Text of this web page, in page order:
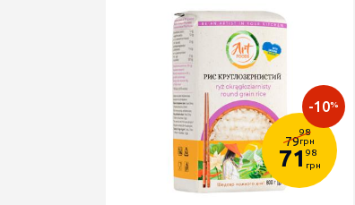
79
98
грн
71 98
грн
-10%